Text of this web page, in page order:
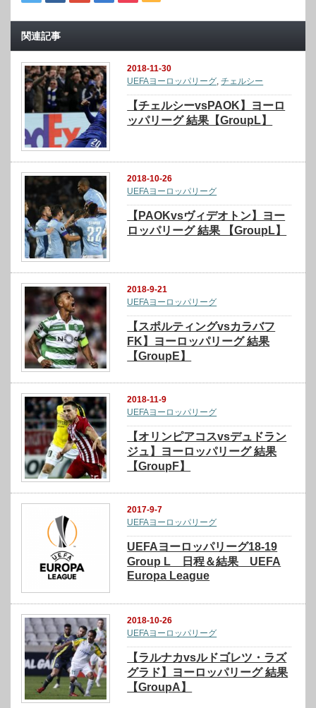
関連記事
2018-11-30
UEFAヨーロッパリーグ,チェルシー
【チェルシーvsPAOK】ヨーロ
ッパリーグ 結果【GroupL】
2018-10-26
UEFAヨーロッパリーグ
【PAOKvsヴィデオトン】ヨー
ロッパリーグ 結果 【GroupL】
2018-9-21
UEFAヨーロッパリーグ
【スポルティングvsカラバフ
FK】ヨーロッパリーグ 結果
【GroupE】
2018-11-9
UEFAヨーロッパリーグ
【オリンピアコスvsデュドラン
ジュ】ヨーロッパリーグ 結果
【GroupF】
2017-9-7
UEFAヨーロッパリーグ
UEFAヨーロッパリーグ18-19
Group L 日程＆結果 UEFA
Europa League
2018-10-26
UEFAヨーロッパリーグ
【ラルナカvsルドゴレツ・ラズ
グラド】ヨーロッパリーグ 結果
【GroupA】